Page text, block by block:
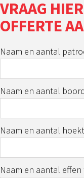
VRAAG
OFFERTE
Naam en aantal
Naam en aantal
Naam en aantal
Naam en aantal effen